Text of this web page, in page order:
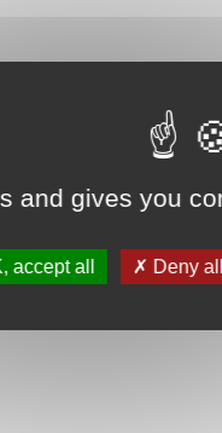
and gives you
accept all Deny